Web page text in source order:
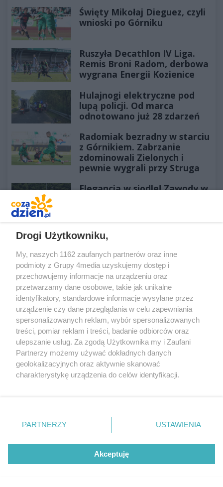
Święty Mikołaj Dieguez, czyli
wnioski po Górniku
Ruszyła Decathlon IV Liga.
Remis Broni Radom, derbowa
wygrana Energii Kozienice
Hulajnogi elektryczne pod
lupą policji. Od marca
odnotowano już 28 zdarzeń
Radomiak bezradny w starciu
z Górnikiem. Zabrzanie
zdominowali Zielonych i
pewnie wygrali przy Struga
Elegancja w siodle! Zawody w
NAJCZĘŚCIEJ CZYTANE Poprzednie
Poseł Radosław Fogiel objął
ważną funkcję
Po wypadku został
przetransportowany
duchowa uczta
Policja poszukuje zaginionej
49-letniej mieszkanki
Drogi Użytkowniku,
My, naszych 1162 zaufanych partnerów oraz inne
podmioty z Grupy 4media uzyskujemy dostęp i
przechowujemy informacje na urządzeniu oraz
przetwarzamy dane osobowe, takie jak unikalne
identyfikatory, standardowe informacje wysyłane przez
urządzenie czy dane przeglądania w celu zapewniania
spersonalizowanych reklam, wybór spersonalizowanych
treści, pomiar reklam i treści, badanie odbiorców oraz
ulepszanie usług. Za zgodą Użytkownika my i Zaufani
Partnerzy możemy używać dokładnych danych
geolokalizacyjnych oraz aktywnie skanować
charakterystykę urządzenia do celów identyfikacji.
zmienić/wycofać klikając przycisk ustawień prywatności
znajdujący się w lewym dolnym rogu strony
. Niektóre
użytkownika, ale masz prawo sprzeciwić się takiemu
przetwarzaniu. Preferencje będą miały zastosowania tylko
PARTNERZY USTAWIENIA
Akceptuję